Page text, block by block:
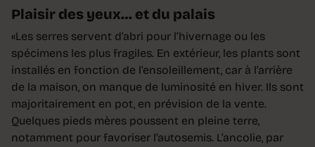
Plaisir des yeux… et du palais
«Les serres servent d’abri pour l’hivernage ou les
spécimens les plus fragiles. En extérieur, les plants sont
installés en fonction de l’ensoleillement, car à l’arrière
de la maison, on manque de luminosité en hiver. Ils sont
majoritairement en pot, en prévision de la vente.
Quelques pieds mères poussent en pleine terre,
notamment pour favoriser l’autosemis. L’ancolie, par